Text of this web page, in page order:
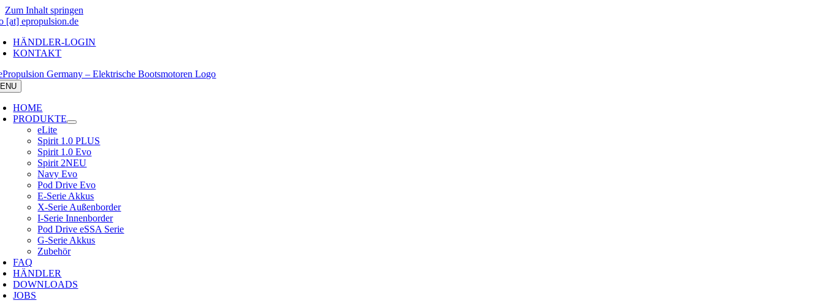
Zum Inhalt springen
[at] epropulsion.de
HÄNDLER-LOGIN
KONTAKT
HOME
PRODUKTE
eLite
Spirit 1.0 PLUS
Spirit 1.0 Evo
Spirit 2NEU
Navy Evo
Pod Drive Evo
E-Serie Akkus
X-Serie Außenborder
I-Serie Innenborder
Pod Drive eSSA Serie
G-Serie Akkus
Zubehör
FAQ
HÄNDLER
DOWNLOADS
JOBS